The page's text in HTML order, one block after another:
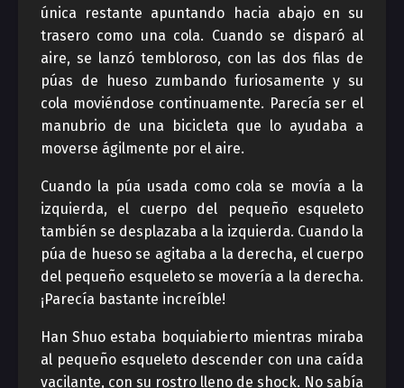
única restante apuntando hacia abajo en su
trasero como una cola. Cuando se disparó al
aire, se lanzó tembloroso, con las dos filas de
púas de hueso zumbando furiosamente y su
cola moviéndose continuamente. Parecía ser el
manubrio de una bicicleta que lo ayudaba a
moverse ágilmente por el aire.
Cuando la púa usada como cola se movía a la
izquierda, el cuerpo del pequeño esqueleto
también se desplazaba a la izquierda. Cuando la
púa de hueso se agitaba a la derecha, el cuerpo
del pequeño esqueleto se movería a la derecha.
¡Parecía bastante increíble!
Han Shuo estaba boquiabierto mientras miraba
al pequeño esqueleto descender con una caída
vacilante, con su rostro lleno de shock. No sabía